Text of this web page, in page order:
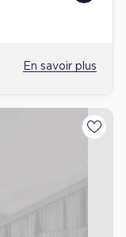
En savoir plus